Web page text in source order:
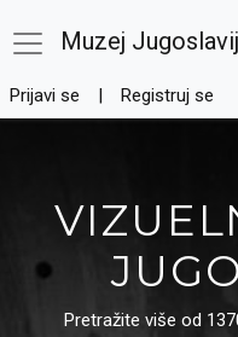
Muzej
Prijavi se Registruj se
Pretražite više od